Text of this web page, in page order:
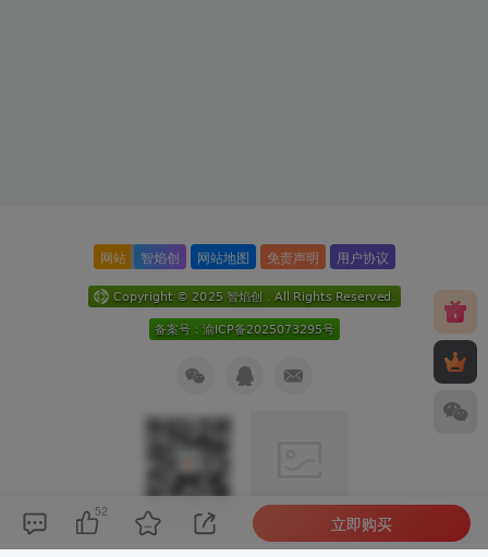
网站 智焰创 网站地图 免责声明 用户协议
关注公众号
52
立即购买